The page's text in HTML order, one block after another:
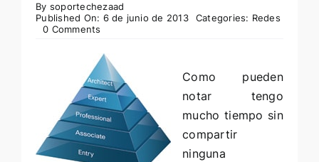
By soportechezaad
Published On: 6 de junio de 2013
Categories: Redes
0 Comments
Como pueden
notar tengo
mucho tiempo sin
compartir
ninguna